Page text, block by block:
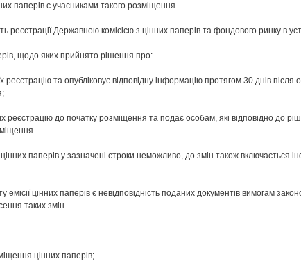
паперів є учасниками такого розміщення.
реєстрації Державною комісією з цінних паперів та фондового ринку в
щодо яких прийнято рішення про:
та опубліковує відповідну інформацію протягом 30 днів після
реєстрацію до початку розміщення та подає особам, які відповідно до
цінних паперів у зазначені строки неможливо, до змін також включається
емісії цінних паперів є невідповідність поданих документів вимогам
таких змін.
цінних паперів;